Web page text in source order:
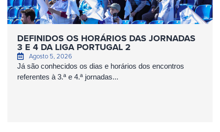
DEFINIDOS OS HORÁRIOS DAS JORNADAS
3 E 4 DA LIGA PORTUGAL 2
Agosto 5, 2026
Já são conhecidos os dias e horários dos encontros
referentes à 3.ª e 4.ª jornadas...